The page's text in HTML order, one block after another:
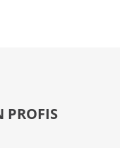
PROFIS